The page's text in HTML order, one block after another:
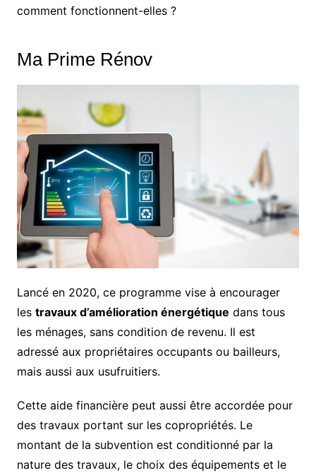
comment fonctionnent-elles ?
Ma Prime Rénov
Lancé en 2020, ce programme vise à encourager
les travaux d’amélioration énergétique dans tous
les ménages, sans condition de revenu. Il est
adressé aux propriétaires occupants ou bailleurs,
mais aussi aux usufruitiers.
Cette aide financière peut aussi être accordée pour
des travaux portant sur les copropriétés. Le
montant de la subvention est conditionné par la
nature des travaux, le choix des équipements et le